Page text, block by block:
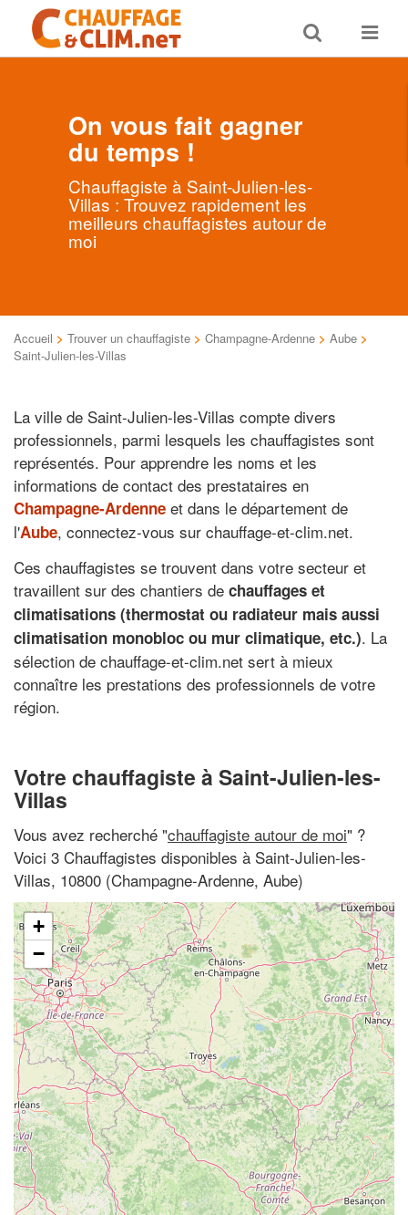
Toggle
search
Toggle
On vous fait gagner
du temps !
Chauffagiste à Saint-Julien-les-
Villas : Trouvez rapidement les
meilleurs chauffagistes autour de
moi
Accueil > Trouver un chauffagiste > Champagne-Ardenne > Aube >
Saint-Julien-les-Villas
La ville de Saint-Julien-les-Villas compte divers
professionnels, parmi lesquels les chauffagistes sont
représentés. Pour apprendre les noms et les
informations de contact des prestataires en
Champagne-Ardenne et dans le département de
l'Aube, connectez-vous sur chauffage-et-clim.net.
Ces chauffagistes se trouvent dans votre secteur et
travaillent sur des chantiers de chauffages et
climatisations (thermostat ou radiateur mais aussi
climatisation monobloc ou mur climatique, etc.). La
sélection de chauffage-et-clim.net sert à mieux
connaître les prestations des professionnels de votre
région.
Votre chauffagiste à Saint-Julien-les-
Villas
Vous avez recherché "chauffagiste autour de moi" ?
Voici 3 Chauffagistes disponibles à Saint-Julien-les-
Villas, 10800 (Champagne-Ardenne, Aube)
+
−